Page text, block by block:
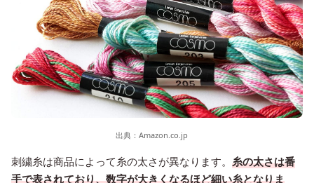
出典： Amazon.co.jp
刺繍糸は商品によって糸の太さが異なります。 糸の太さは番
手で表されており、数字が大きくなるほど細い糸となりま